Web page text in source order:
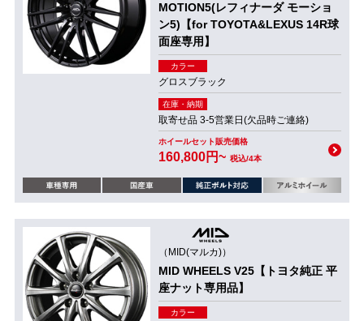
MOTION5(レフィナーダ モーショ
ン5)【for TOYOTA&LEXUS 14R球
面座専用】
カラー
グロスブラック
在庫・納期
取寄せ品 3-5営業日(欠品時ご連絡)
ホイールセット販売価格
160,800円~ 税込/4本
（MID(マルカ)）
MID WHEELS V25【トヨタ純正 平
座ナット専用品】
カラー